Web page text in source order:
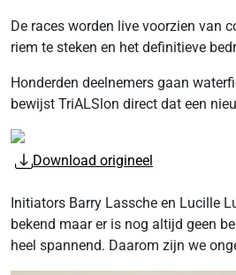
De races worden live voorzien van
riem te steken en het definitieve
Honderden deelnemers gaan
bewijst TriALSlon direct dat een
Download origineel
Initiators Barry Lassche en Lucille
bekend maar er is nog altijd geen
heel spannend. Daarom zijn we